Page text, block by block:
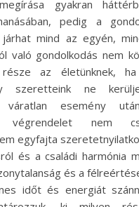
pedig a
mind az egyén,
való gondolkodás nem
része az életünknek,
szeretteink ne
váratlan esemény
végrendelet nem
egyfajta
és a családi harmónia
és a
időt és energiát